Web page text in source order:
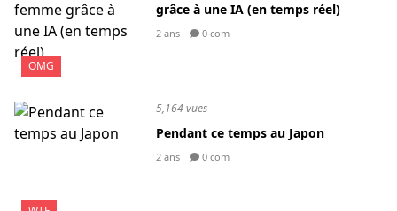
OMG
grâce à une IA (en temps réel)
2 ans 0 com
5,164 vues
Pendant ce temps au Japon
2 ans 0 com